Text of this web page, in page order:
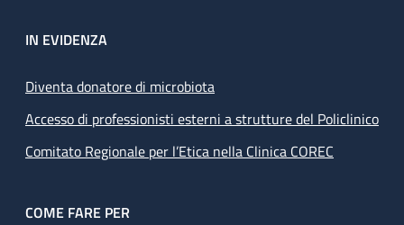
IN EVIDENZA
Diventa donatore di microbiota
Accesso di professionisti esterni a strutture del Policlinico
Comitato Regionale per l’Etica nella Clinica COREC
COME FARE PER